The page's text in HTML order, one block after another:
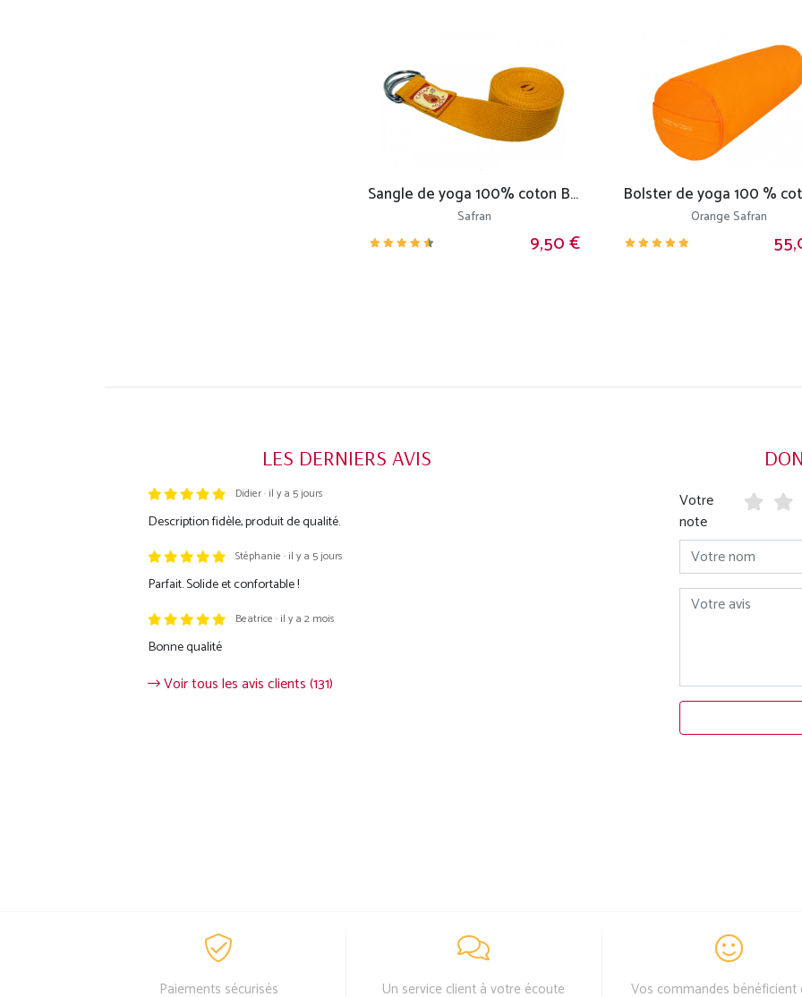
Sangle de yoga 100% coton Bio boucle 1/2 lune
Safran
9,50 €
Orange Safran
LES DERNIERS AVIS
Trustpilot Didier · il y a 5 jours
Description fidèle, produit de qualité.
Stéphanie · il y a 5 jours
Parfait. Solide et confortable !
Beatrice · il y a 2 mois
Bonne qualité
Voir tous les avis clients (131)
Votre
note
Votre nom
Votre avis
Paiements sécurisés Un service client à votre écoute Vos commandes bénéficient